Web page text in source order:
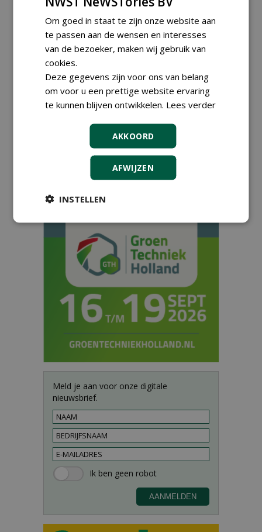
Jos van Boheemen:
30-01-2023 210 sec
OptiPlug bezorgt kweker
een vliegende start van de
teelt
01-11-2022 269 sec
Meld je aan voor onze digitale
nieuwsbrief.
Om goed in staat te zijn onze website aan
te passen aan de wensen en interesses
van de bezoeker, maken wij gebruik van
cookies.
Deze gegevens zijn voor ons van belang
om voor u een prettige website ervaring
te kunnen blijven ontwikkelen. Lees verder
AKKOORD
AFWIJZEN
INSTELLEN